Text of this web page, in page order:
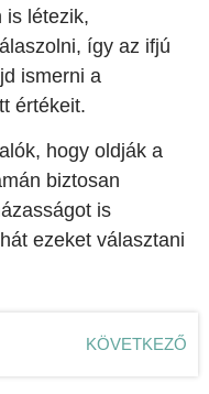
is létezik,
így az ifjú
ismerni a
értékeit.
hogy oldják a
biztosan
is
ezeket választani
KÖVETKEZŐ